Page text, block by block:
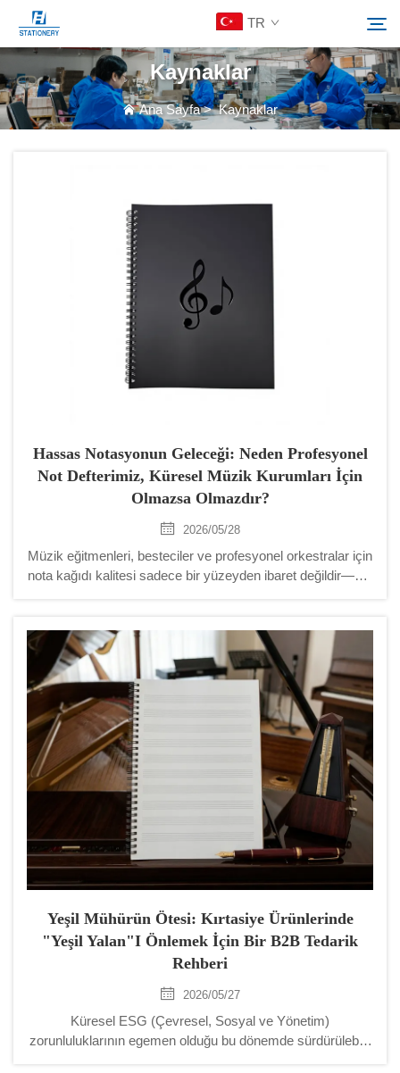
TR
Ürünler
Özelleştirilmiş Çözümler
Ara
Kaynaklar
Ana Sayfa>Kaynaklar
Hassas Notasyonun Geleceği: Neden Profesyonel
Not Defterimiz, Küresel Müzik Kurumları İçin
Olmazsa Olmazdır?
2026/05/28
Müzik eğitmenleri, besteciler ve profesyonel orkestralar için
nota kağıdı kalitesi sadece bir yüzeyden ibaret değildir—bu,
bir not defteri sunmak, kurumların fark yaratmasını sağlar...
Yeşil Mühürün Ötesi: Kırtasiye Ürünlerinde
"Yeşil Yalan"ı Önlemek İçin Bir B2B Tedarik
Rehberi
2026/05/27
Küresel ESG (Çevresel, Sosyal ve Yönetim)
zorunluluklarının egemen olduğu bu dönemde sürdürülebilir